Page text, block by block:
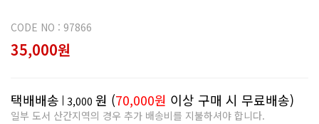
CODE NO : 97866
35,000원
택배배송 3,000 원 (70,000원 이상 구매 시 무료배송)
일부 도서 산간지역의 경우 추가 배송비를 지불하셔야 합니다.